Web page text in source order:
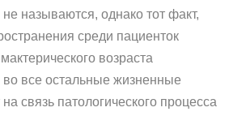
называются, однако тот факт,
среди пациенток
возраста
все остальные жизненные
связь патологического процесса